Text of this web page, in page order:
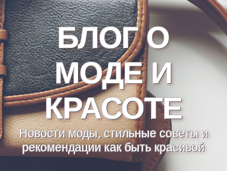
БЛОГ О
МОДЕ И
КРАСОТЕ
Новости моды, стильные советы и
рекомендации как быть красивой